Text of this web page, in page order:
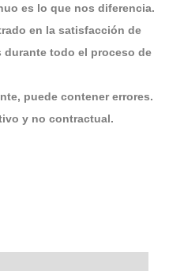
es lo que nos diferencia.
en la satisfacción de
durante todo el proceso de
puede contener errores.
y no contractual.